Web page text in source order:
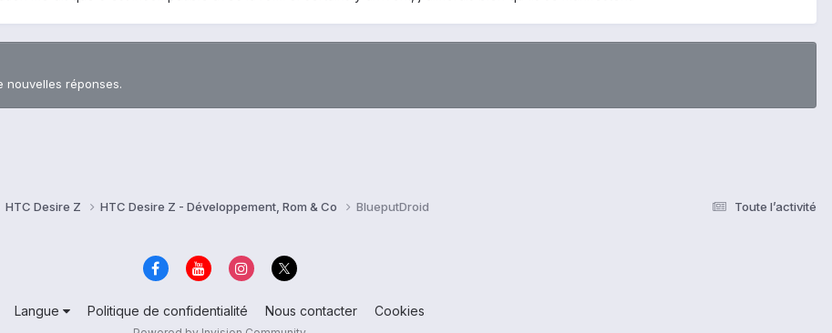
nouvelles réponses.
Toute l’activité
HTC Desire Z HTC Desire Z - Développement, Rom & Co BlueputDroid
Langue Politique de confidentialité Nous contacter Cookies